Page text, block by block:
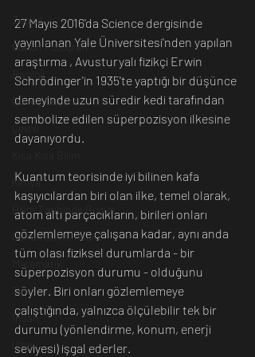
Zooloji
Günün Fotoğrafı
Biyoloji
Günün Düşüneni
Çevre
Kimya
Bilim Tarihinde Bugün
Günün Bilim İnsanı
Tıp
İnsan
Uzay
27 Mayıs 2016'da Science dergisinde
yayınlanan Yale Üniversitesi'nden yapılan
araştırma , Avusturyalı fizikçi Erwin
Schrödinger'in 1935'te yaptığı bir düşünce
deneyinde uzun süredir kedi tarafından
sembolize edilen süperpozisyon ilkesine
dayanıyordu.
Kuantum teorisinde iyi bilinen kafa
kaşıyıcılardan biri olan ilke, temel olarak,
atom altı parçacıkların, birileri onları
gözlemlemeye çalışana kadar, aynı anda
tüm olası fiziksel durumlarda - bir
süperpozisyon durumu - olduğunu
söyler. Biri onları gözlemlemeye
çalıştığında, yalnızca ölçülebilir tek bir
durumu (yönlendirme, konum, enerji
seviyesi) işgal ederler.